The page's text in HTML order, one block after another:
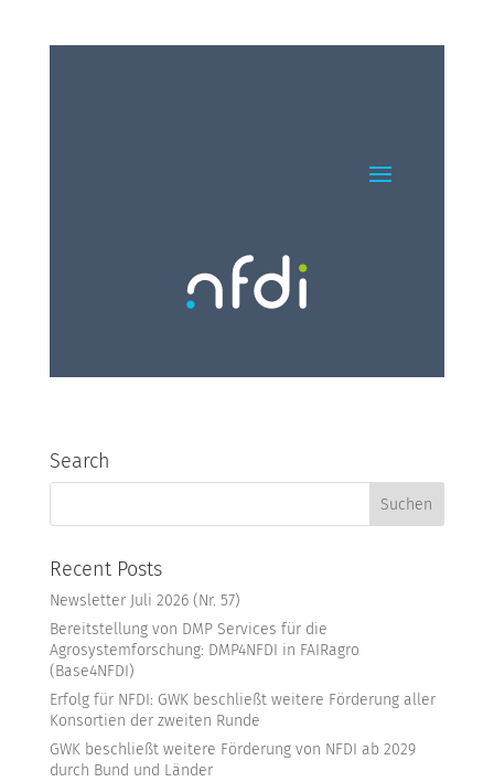
Search
Recent Posts
Newsletter Juli 2026 (Nr. 57)
Bereitstellung von DMP Services für die
Agrosystemforschung: DMP4NFDI in FAIRagro
(Base4NFDI)
Erfolg für NFDI: GWK beschließt weitere Förderung aller
Konsortien der zweiten Runde
GWK beschließt weitere Förderung von NFDI ab 2029
durch Bund und Länder